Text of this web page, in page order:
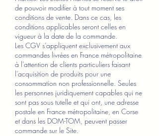
de pouvoir modifier à tout moment ses
conditions de vente. Dans ce cas, les
conditions applicables seront celles en
vigueur à la date de la commande.
Les CGV s’appliquent exclusivement aux
commandes livrées en France métropolitaine
à l’attention de clients particuliers faisant
l’acquisition de produits pour une
consommation non professionnelle. Seules
les personnes juridiquement capables qui ne
sont pas sous tutelle et qui ont, une adresse
postale en France métropolitaine, en Corse
et dans les DOM-TOM, peuvent passer
commande sur le Site.